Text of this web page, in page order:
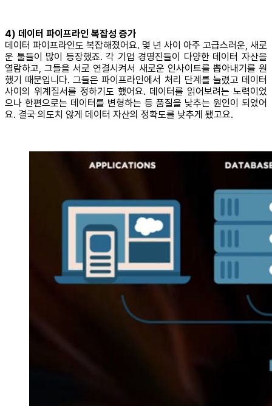
4) 데이터 파이프라인 복잡성 증가
데이터 파이프라인도 복잡해졌어요. 몇 년 사이 아주 고급스러운, 새로
운 툴들이 많이 등장했죠. 각 기업 경영진들이 다양한 데이터 자산을
열람하고, 그들을 서로 연결시켜서 새로운 인사이트를 뽑아내기를 원
했기 때문입니다. 그들은 파이프라인에서 처리 단계를 늘렸고 데이터
사이의 위계질서를 정하기도 했어요. 데이터를 읽어보려는 노력이었
으나 한편으로는 데이터를 변형하는 등 품질을 낮추는 원인이 되었어
요. 결국 의도치 않게 데이터 자산의 정확도를 낮추게 됐고요.